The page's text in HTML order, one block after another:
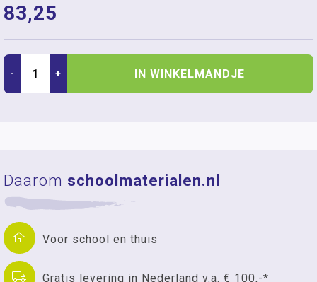
83,25
- + IN WINKELMANDJE
Daarom schoolmaterialen.nl
Voor school en thuis
Gratis levering in Nederland v.a. € 100,-*